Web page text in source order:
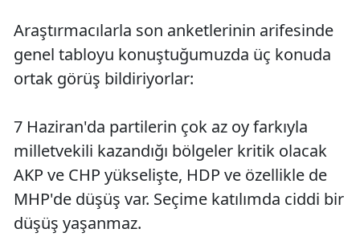
Araştırmacılarla son anketlerinin arifesinde
genel tabloyu konuştuğumuzda üç konuda
ortak görüş bildiriyorlar:
7 Haziran'da partilerin çok az oy farkıyla
milletvekili kazandığı bölgeler kritik olacak
AKP ve CHP yükselişte, HDP ve özellikle de
MHP'de düşüş var. Seçime katılımda ciddi bir
düşüş yaşanmaz.